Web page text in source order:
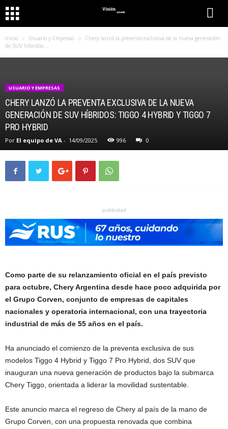
Inicio Usuario y Empresas
Chery lanzó la preventa exclusiva de la nueva generación
de SUV híbridos:...
USUARIO Y EMPRESAS
CHERY LANZÓ LA PREVENTA EXCLUSIVA DE LA NUEVA
GENERACIÓN DE SUV HÍBRIDOS: TIGGO 4 HYBRID Y TIGGO 7
PRO HYBRID
Por El equipo de VA - 14/09/2025 996 0
publicidad
Como parte de su relanzamiento oficial en el país previsto
para octubre, Chery Argentina desde hace poco adquirida por
el Grupo Corven, conjunto de empresas de capitales
nacionales y operatoria internacional, con una trayectoria
industrial de más de 55 años en el país.
Ha anunciado el comienzo de la preventa exclusiva de sus
modelos Tiggo 4 Hybrid y Tiggo 7 Pro Hybrid, dos SUV que
inauguran una nueva generación de productos bajo la submarca
Chery Tiggo, orientada a liderar la movilidad sustentable.
Este anuncio marca el regreso de Chery al país de la mano de
Grupo Corven, con una propuesta renovada que combina